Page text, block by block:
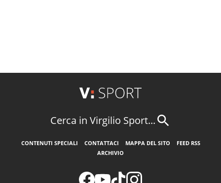
Cerca in Virgilio Sport...
CONTENUTI SPECIALI CONTATTACI MAPPA DEL SITO
FEED RSS
ARCHIVIO